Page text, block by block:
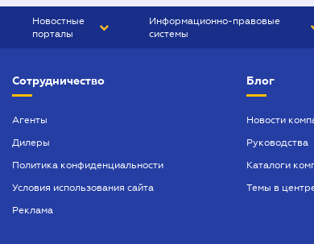
Новостные
порталы
БИЗНЕС
Информационно-правовые
системы
БУХГАЛТЕР ПРОФ
ЮРИСТ ПРОФ
Сотрудничество
Агенты
Дилеры
Политика конфиденциальности
Условия использования сайта
Реклама
Блог
Новости
Руководства
Каталоги
Темы в